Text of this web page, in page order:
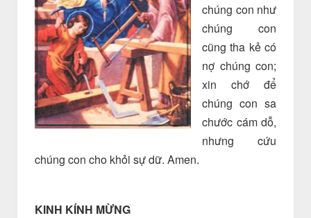
chúng con như
chúng con
cũng tha kẻ có
nợ chúng con;
xin chớ để
chúng con sa
chước cám dỗ,
nhưng cứu
chúng con cho khỏi sự dữ. Amen.
KINH KÍNH MỪNG